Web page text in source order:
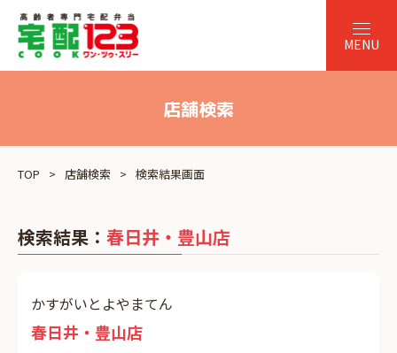
店舗検索
TOP 店舗検索 検索結果画面
検索結果： 春日井・豊山店
かすがいとよやまてん
春日井・豊山店